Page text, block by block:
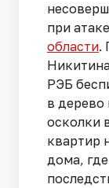
при
области.
РЭБ
в дерево
осколки
квартир
дома,